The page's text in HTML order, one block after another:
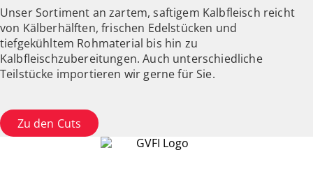
Unser Sortiment an zartem, saftigem Kalbfleisch reicht
von Kälberhälften, frischen Edelstücken und
tiefgekühltem Rohmaterial bis hin zu
Kalbfleischzubereitungen. Auch unterschiedliche
Teilstücke importieren wir gerne für Sie.
Zu den Cuts